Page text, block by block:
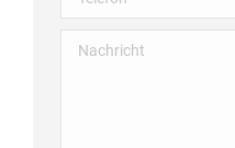
Nachricht